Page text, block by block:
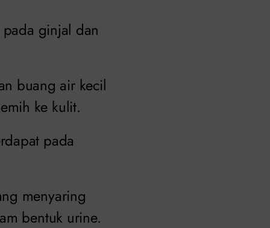
ginjal dan
buang air kecil
ke kulit.
pada
menyaring
bentuk urine.